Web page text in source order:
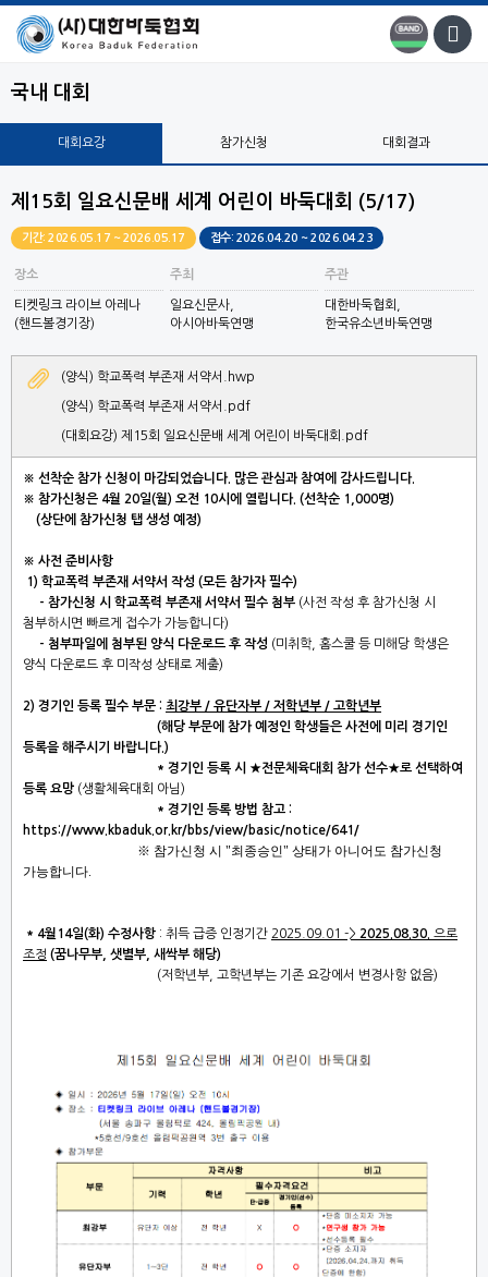
국내 대회
대회요강 참가신청 대회결과
제15회 일요신문배 세계 어린이 바둑대회 (5/17)
기간: 2026.05.17 ~ 2026.05.17 접수: 2026.04.20 ~ 2026.04.23
장소
티켓링크 라이브 아레나
(핸드볼경기장)
주최
일요신문사,
아시아바둑연맹
주관
대한바둑협회,
한국유소년바둑연맹
(양식) 학교폭력 부존재 서약서.hwp
(양식) 학교폭력 부존재 서약서.pdf
(대회요강) 제15회 일요신문배 세계 어린이 바둑대회.pdf
※ 선착순 참가 신청이 마감되었습니다. 많은 관심과 참여에 감사드립니다.
※ 참가신청은 4월 20일(월) 오전 10시 에 열립니다. (선착순 1,000명)
(상단에 참가신청 탭 생성 예정)
※ 사전 준비사항
1) 학교폭력 부존재 서약서 작성 (모든 참가자 필수)
- 참가신청 시 학교폭력 부존재 서약서 필수 첨부 (사전 작성 후 참가신청 시
첨부하시면 빠르게 접수가 가능합니다)
- 첨부파일에 첨부된 양식 다운로드 후 작성 (미취학, 홈스쿨 등 미해당 학생은
양식 다운로드 후 미작성 상태로 제출)
2) 경기인 등록 필수 부문 : 최강부 / 유단자부 / 저학년부 / 고학년부
(해당 부문에 참가 예정인 학생들은 사전에 미리 경기인
등록을 해주시기 바랍니다.)
* 경기인 등록 시 ★전문체육대회 참가 선수★로 선택하여
등록 요망 (생활체육대회 아님)
* 경기인 등록 방법 참고 :
https://www.kbaduk.or.kr/bbs/view/basic/notice/641/
※ 참가신청 시 "최종승인" 상태가 아니어도 참가신청
가능합니다.
* 4월14일(화) 수정사항 : 취득 급증 인정기간 2025.09.01 -> 2025.08.30. 으로
조정 (꿈나무부, 샛별부, 새싹부 해당)
(저학년부, 고학년부는 기존 요강에서 변경사항 없음)